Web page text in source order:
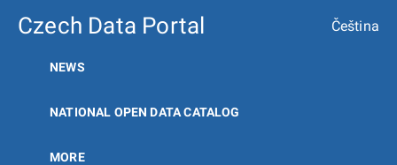
Czech Data Portal Čeština
NEWS
NATIONAL OPEN DATA CATALOG
MORE